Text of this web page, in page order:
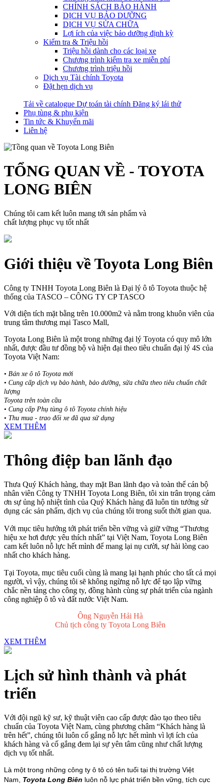
CHÍNH SÁCH BẢO HÀNH
DỊCH VỤ BẢO DƯỠNG
DỊCH VỤ SỬA CHỮA
Lợi ích của việc bảo dưỡng định kỳ
Kiểm tra & Triệu hồi
Triệu hồi dành cho các loại xe
Chương trình kiểm tra xe miễn phí
Chương trình triệu hồi
Dịch vụ Tài chính Toyota
Đặt hẹn dịch vụ
Tải về catalogue Dự toán tài chính Đăng ký lái thử
Phụ tùng & phụ kiện
Tin tức & Khuyến mãi
Liên hệ
TỔNG QUAN VỀ - TOYOTA
LONG BIÊN
Chúng tôi cam kết luôn mang tới sản phẩm và
chất lượng phục vụ tốt nhất
Giới thiệu về Toyota Long Biên
Công ty TNHH Toyota Long Biên là Đại lý ô tô Toyota thuộc hệ
thống của TASCO – CÔNG TY CP TASCO
Với diện tích mặt bằng trên 10.000m2 và nằm trong khuôn viên của
trung tâm thương mại Tasco Mall,
Toyota Long Biên là một trong những đại lý Toyota có quy mô lớn
nhất, được đầu tư đồng bộ và hiện đại theo tiêu chuẩn đại lý 4S của
Toyota Việt Nam:
• Bán xe ô tô Toyota mới
• Cung cấp dịch vụ bảo hành, bảo dưỡng, sửa chữa theo tiêu chuẩn chất
lượng
Toyota trên toàn cầu
• Cung cấp Phụ tùng ô tô Toyota chính hiệu
• Thu mua - trao đổi xe đã qua sử dụng
XEM THÊM
Thông điệp ban lãnh đạo
Thưa Quý Khách hàng, thay mặt Ban lãnh đạo và toàn thể cán bộ
nhân viên Công ty TNHH Toyota Long Biên, tôi xin trân trọng cảm
ơn sự ủng hộ nhiệt tình của Quý Khách hàng đã luôn tin tưởng sử
dụng các sản phẩm, dịch vụ của chúng tôi trong suốt thời gian qua.
Với mục tiêu hướng tới phát triển bền vững và giữ vững “Thương
hiệu xe hơi được yêu thích nhất” tại Việt Nam, Toyota Long Biên
cam kết luôn nỗ lực hết mình để mang lại nụ cười, sự hài lòng cao
nhất cho khách hàng.
Tại Toyota, mục tiêu cuối cùng là mang lại hạnh phúc cho tất cả mọi
người, vì vậy, chúng tôi sẽ không ngừng nỗ lực để tạo lập vững
chắc nền tảng cho công ty, đồng hành cùng sự phát triển của ngành
công nghiệp ô tô và đất nước Việt Nam.
Ông Nguyễn Hải Hà
Chủ tịch công ty Toyota Long Biên
XEM THÊM
Lịch sử hình thành và phát
triển
Với đội ngũ kỹ sư, kỹ thuật viên cao cấp được đào tạo theo tiêu
chuẩn của Toyota Việt Nam, cùng phương châm “Khách hàng là
trên hết”, chúng tôi luôn cố gắng nỗ lực hết mình vì lợi ích của
khách hàng và cố gắng đem lại sự yên tâm cũng như chất lượng
dịch vụ tốt nhất.
Là một trong những công ty ô tô có tên tuổi tại thị trường Việt
Nam, Toyota Long Biên luôn nỗ lực phát triển bền vững, tích cực